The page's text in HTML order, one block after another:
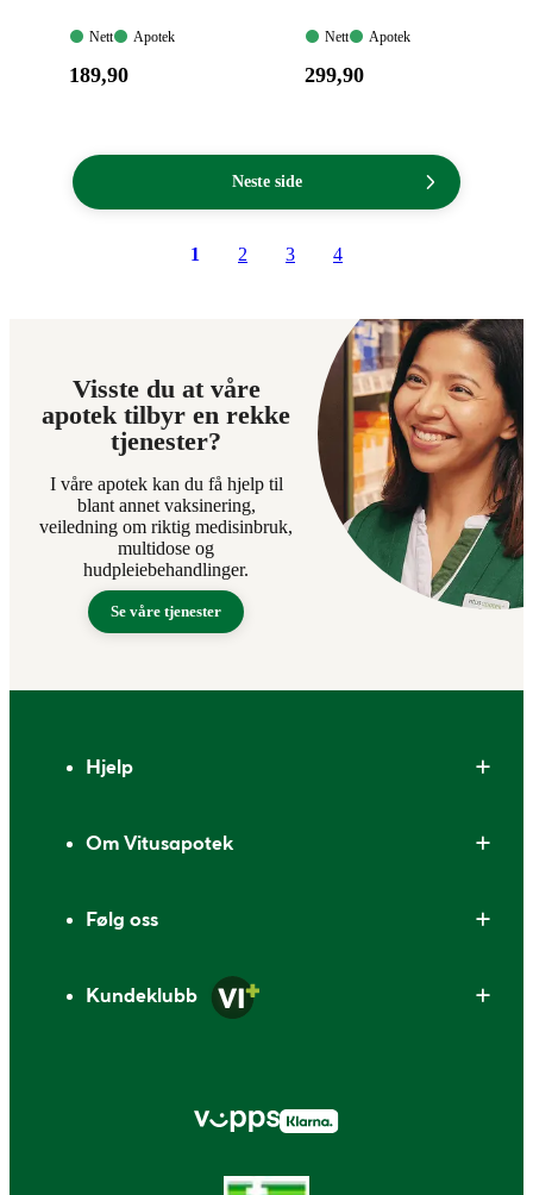
Nett:
Nett
Apotek:
Apotek
Pris:
189,90
Nett:
Nett
Apotek:
Apotek
Pris:
299,90
Neste side
1 2 3 4
Visste du at våre
apotek tilbyr en rekke
tjenester?
I våre apotek kan du få hjelp til
blant annet vaksinering,
veiledning om riktig medisinbruk,
multidose og
hudpleiebehandlinger.
Se våre tjenester
Hjelp
Om Vitusapotek
Følg oss
Kundeklubb